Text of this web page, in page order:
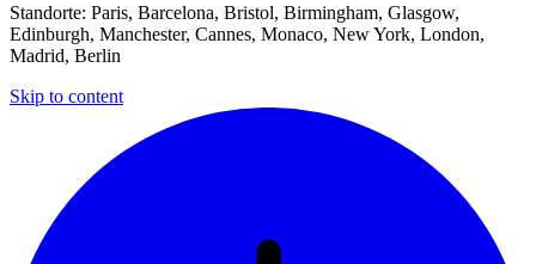
Standorte: Paris, Barcelona, Bristol, Birmingham, Glasgow,
Edinburgh, Manchester, Cannes, Monaco, New York, London,
Madrid, Berlin
Skip to content